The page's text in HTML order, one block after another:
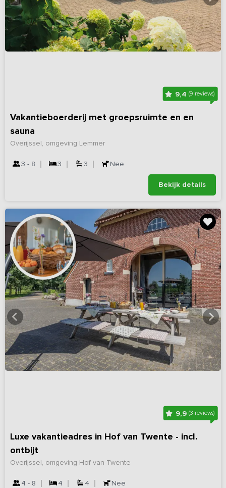
9,4(9 reviews)
Vakantieboerderij met groepsruimte en en
sauna
Overijssel, omgeving Lemmer
3 - 8 3 3 Nee
Bekijk details
9,9(3 reviews)
Luxe vakantieadres in Hof van Twente - incl.
ontbijt
Overijssel, omgeving Hof van Twente
4 - 8 4 4 Nee